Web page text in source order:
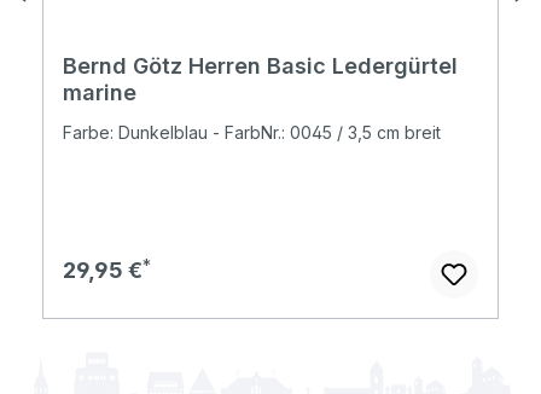
Bernd Götz Herren Basic Ledergürtel
marine
Farbe: Dunkelblau - FarbNr.: 0045 / 3,5 cm breit
Regulärer Preis:
29,95 €